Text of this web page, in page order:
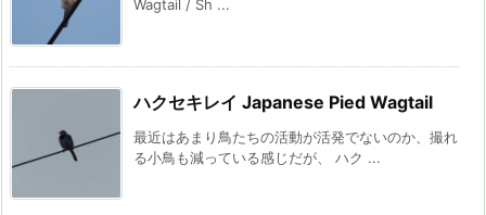
Wagtail / Sh ...
ハクセキレイ Japanese Pied Wagtail
最近はあまり鳥たちの活動が活発でないのか、撮れ
る小鳥も減っている感じだが、 ハク ...